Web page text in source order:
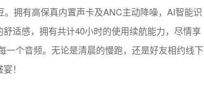
拥有高保真内置声卡及ANC主动降噪，AI智能识
适感，拥有共计40小时的使用续航能力，尽情享
一个音频。无论是清晨的慢跑，还是好友相约线下
！